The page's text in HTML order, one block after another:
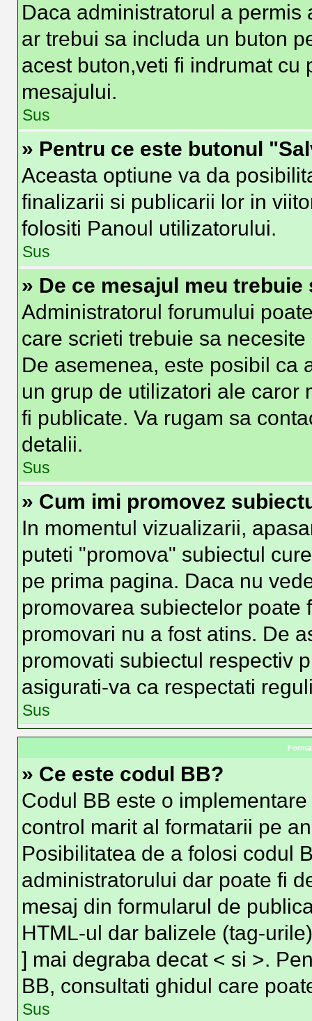
Daca administratorul a
ar trebui sa includa un buton
acest buton,veti fi indrumat
mesajului.
Sus
» Pentru ce este butonul
Aceasta optiune va da
finalizarii si publicarii lor in
folositi Panoul utilizatorului.
Sus
» De ce mesajul meu trebuie
Administratorul forumului
care scrieti trebuie sa
De asemenea, este posibil ca
un grup de utilizatori ale caror
fi publicate. Va rugam sa
detalii.
Sus
» Cum imi promovez
In momentul vizualizarii,
puteti "promova" subiectul
pe prima pagina. Daca nu
promovarea subiectelor poate
promovari nu a fost atins. De
promovati subiectul respectiv
asigurati-va ca respectati
Sus
» Ce este codul BB?
Codul BB este o
control marit al formatarii pe
Posibilitatea de a folosi codul
administratorului dar poate fi
mesaj din formularul de
HTML-ul dar balizele (tag-
] mai degraba decat < si >.
BB, consultati ghidul care
Sus